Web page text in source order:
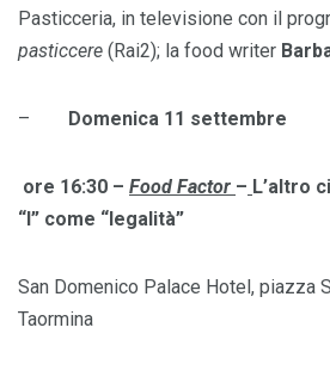
Pasticceria, in televisione con il
pasticcere (Rai2); la food writer
– Domenica 11 settembre
ore 16:30 – Food Factor – L’altro
“l” come “legalità”
San Domenico Palace Hotel, piazza
Taormina